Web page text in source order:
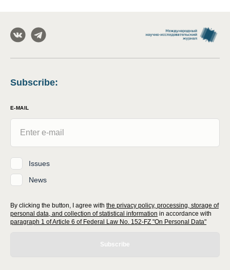
Subscribe:
E-MAIL
Issues
News
By clicking the button, I agree with the privacy policy, processing, storage of
personal data, and collection of statistical information in accordance with
paragraph 1 of Article 6 of Federal Law No. 152-FZ "On Personal Data"
Subscribe